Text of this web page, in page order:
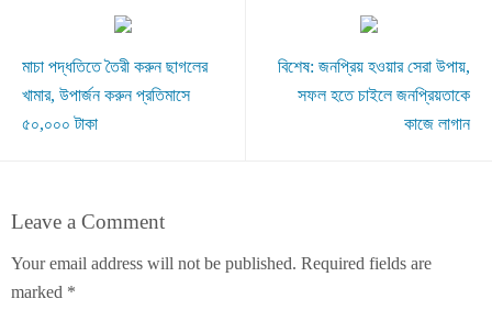
মাচা পদ্ধতিতে তৈরী করুন ছাগলের
খামার, উপার্জন করুন প্রতিমাসে
৫০,০০০ টাকা
বিশেষ: জনপ্রিয় হওয়ার সেরা উপায়,
সফল হতে চাইলে জনপ্রিয়তাকে
কাজে লাগান
Leave a Comment
Your email address will not be published. Required fields are
marked *